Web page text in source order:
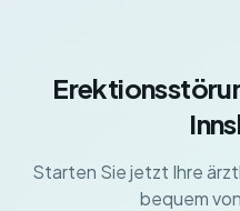
Starten Sie jetzt Ihre
bequem